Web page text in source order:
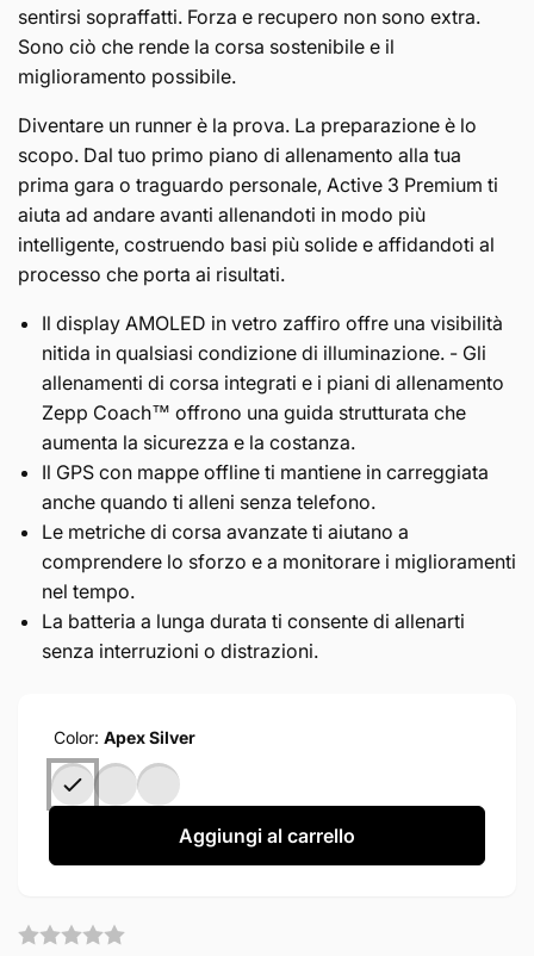
sentirsi sopraffatti. Forza e recupero non sono extra.
Sono ciò che rende la corsa sostenibile e il
miglioramento possibile.
Diventare un runner è la prova. La preparazione è lo
scopo. Dal tuo primo piano di allenamento alla tua
prima gara o traguardo personale, Active 3 Premium ti
aiuta ad andare avanti allenandoti in modo più
intelligente, costruendo basi più solide e affidandoti al
processo che porta ai risultati.
Il display AMOLED in vetro zaffiro offre una visibilità
nitida in qualsiasi condizione di illuminazione. - Gli
allenamenti di corsa integrati e i piani di allenamento
Zepp Coach™ offrono una guida strutturata che
aumenta la sicurezza e la costanza.
Il GPS con mappe offline ti mantiene in carreggiata
anche quando ti alleni senza telefono.
Le metriche di corsa avanzate ti aiutano a
comprendere lo sforzo e a monitorare i miglioramenti
nel tempo.
La batteria a lunga durata ti consente di allenarti
senza interruzioni o distrazioni.
Color: Apex Silver
Aggiungi al carrello